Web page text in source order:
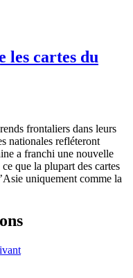
les cartes du
frontaliers dans leurs
nationales refléteront
a franchi une nouvelle
que la plupart des cartes
uniquement comme la